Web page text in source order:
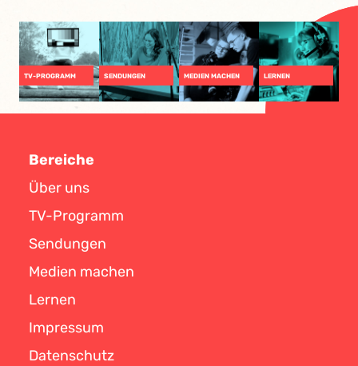
TV-PROGRAMM SENDUNGEN MEDIEN MACHEN LERNEN
Bereiche
Über uns
TV-Programm
Sendungen
Medien machen
Lernen
Impressum
Datenschutz